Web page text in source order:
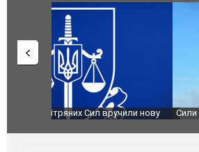
Сили оборони уразили
атаку. ВІДЕО